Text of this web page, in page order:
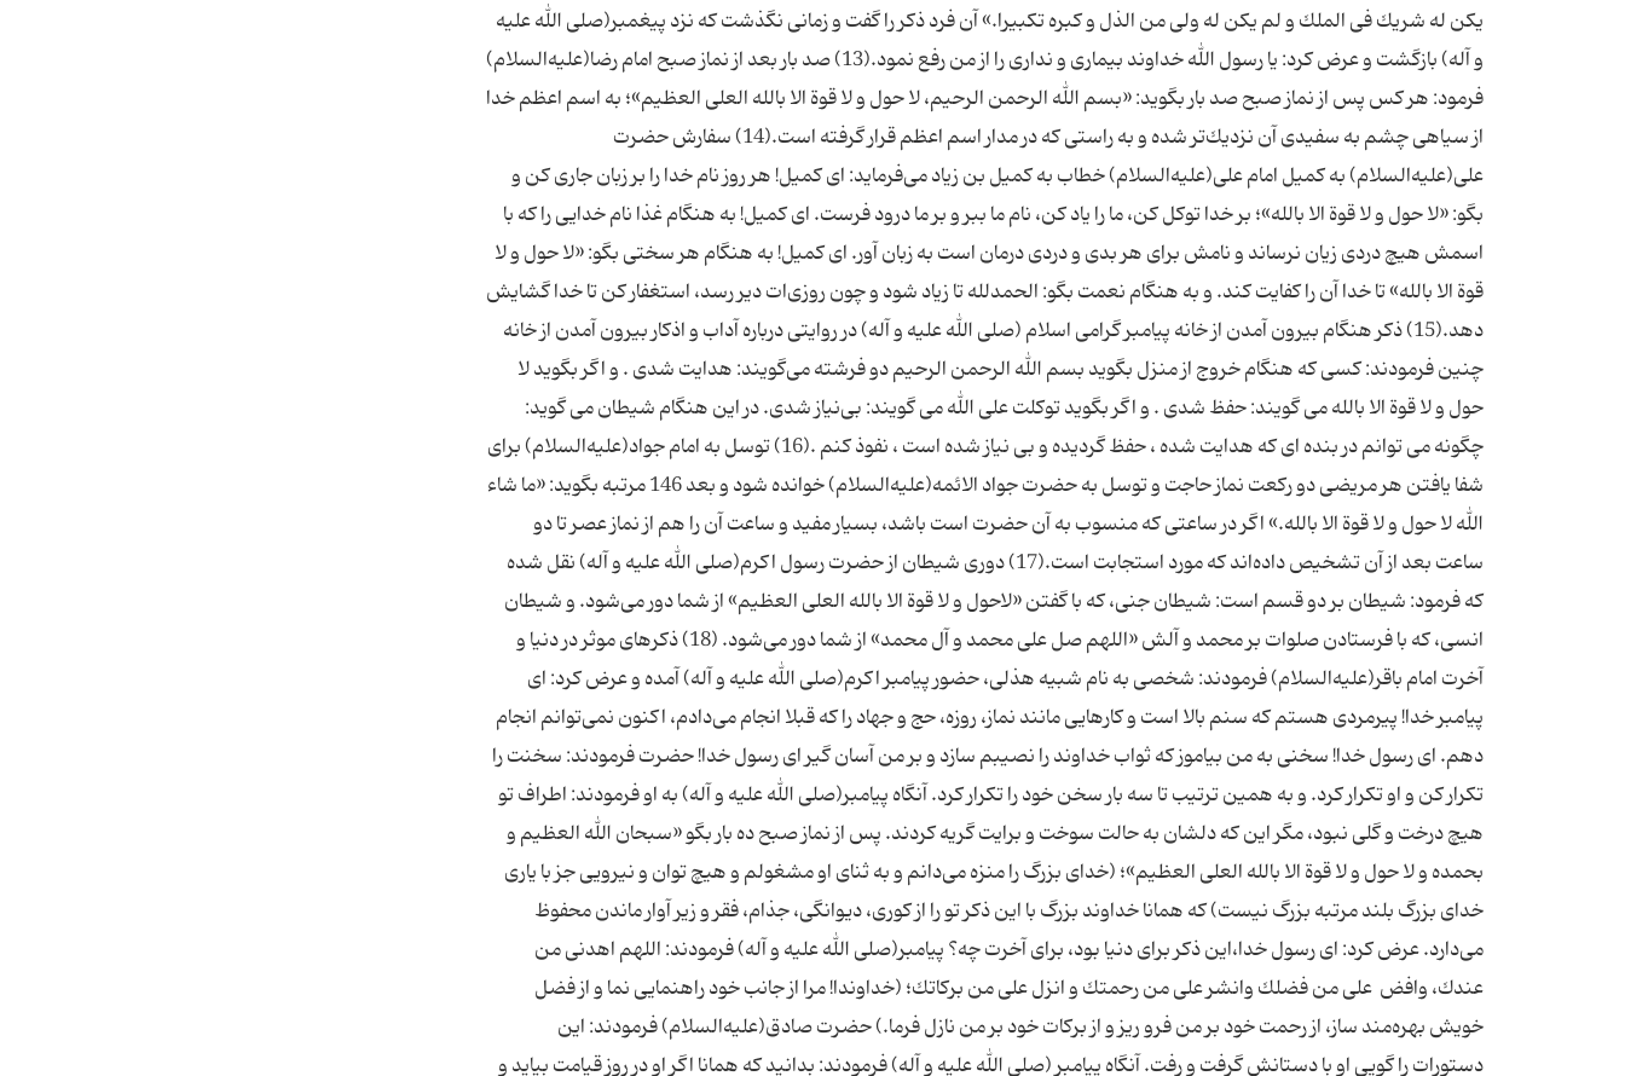
یكن له شریك فى الملك و لم یكن له ولى من الذل و كبره تكبیرا.» آن فرد ذكر را گفت و زمانی نگذشت كه نزد پیغمبر(صلی الله علیه
و آله) بازگشت و عرض كرد: یا رسول الله خداوند بیمارى و ندارى را از من رفع نمود.(13) صد بار بعد از نماز صبح امام رضا(علیه‌السلام)
فرمود: هر كس پس از نماز صبح صد بار بگوید: «بسم الله الرحمن الرحیم، لا حول و لا قوة الا بالله العلى العظیم»؛ به اسم اعظم خدا
از سیاهى چشم به سفیدى آن نزدیك‌تر شده و به راستى كه در مدار اسم اعظم قرار گرفته است.(14) سفارش حضرت
على(علیه‌السلام) به كمیل امام على(علیه‌السلام) خطاب به كمیل بن زیاد مى‌فرماید: اى كمیل! هر روز نام خدا را بر زبان جارى كن و
بگو: «لا حول و لا قوة الا بالله»؛ بر خدا توكل كن، ما را یاد كن، نام ما ببر و بر ما درود فرست. اى كمیل! به هنگام غذا نام خدایى را كه با
اسمش هیچ دردى زیان نرساند و نامش براى هر بدى و دردى درمان است به زبان آور. اى كمیل! به هنگام هر سختى بگو: «لا حول و لا
قوة الا بالله» تا خدا آن را كفایت كند. و به هنگام نعمت بگو: الحمدلله تا زیاد شود و چون روزى‌ات دیر رسد، استغفار كن تا خدا گشایش
دهد.(15) ذكر هنگام بیرون آمدن از خانه پیامبر گرامى اسلام (صلی الله علیه و آله) در روایتى درباره آداب و اذكار بیرون آمدن از خانه
چنین فرمودند: كسى كه هنگام خروج از منزل بگوید بسم الله الرحمن الرحیم دو فرشته مى‌گویند: هدایت شدى . و اگر بگوید لا
حول و لا قوة الا بالله مى گویند: حفظ شدى . و اگر بگوید توكلت على الله مى گویند: بى‌نیاز شدى. در این هنگام شیطان مى گوید:
چگونه مى توانم در بنده اى كه هدایت شده ، حفظ گردیده و بى نیاز شده است ، نفوذ كنم .(16) توسل به امام جواد(علیه‌السلام) براى
شفا یافتن هر مریضى دو ركعت نماز حاجت و توسل به حضرت جواد الائمه(علیه‌السلام) خوانده شود و بعد 146 مرتبه بگوید: «ما شاء
الله لا حول و لا قوة الا بالله.» اگر در ساعتى كه منسوب به آن حضرت است باشد، بسیار مفید و ساعت آن را هم از نماز عصر تا دو
ساعت بعد از آن تشخیص داده‌اند كه مورد استجابت است.(17) دورى شیطان از حضرت رسول اكرم(صلی الله علیه و آله) نقل شده
كه فرمود: شیطان بر دو قسم است: شیطان جنى، كه با گفتن «لاحول و لا قوة الا بالله العلى العظیم» از شما دور مى‌شود. و شیطان
انسى، كه با فرستادن صلوات بر محمد و آلش «اللهم صل على محمد و آل محمد» از شما دور مى‌شود. (18) ذكرهاى موثر در دنیا و
آخرت امام باقر(علیه‌السلام) فرمودند: شخصى به نام شبیه هذلى، حضور پیامبر اكرم(صلی الله علیه و آله) آمده و عرض كرد: اى
پیامبر خدا! پیرمردى هستم كه سنم بالا است و كارهایى مانند نماز، روزه، حج و جهاد را كه قبلا انجام می‌دادم، اكنون نمى‌توانم انجام
دهم. اى رسول خدا! سخنى به من بیاموز كه ثواب خداوند را نصیبم سازد و بر من آسان گیر اى رسول خدا! حضرت فرمودند: سخنت را
تكرار كن و او تكرار كرد. و به همین ترتیب تا سه بار سخن خود را تكرار كرد. آنگاه پیامبر(صلی الله علیه و آله) به او فرمودند: اطراف تو
هیچ درخت و گلى نبود، مگر این كه دلشان به حالت سوخت و برایت گریه كردند. پس از نماز صبح ده بار بگو «سبحان الله العظیم و
بحمده و لا حول و لا قوة الا بالله العلى العظیم»؛ (خداى بزرگ را منزه می‌دانم و به ثناى او مشغولم و هیچ توان و نیرویى جز با یارى
خداى بزرگ بلند مرتبه بزرگ نیست) كه همانا خداوند بزرگ با این ذكر تو را از كورى، دیوانگى، جذام، فقر و زیر آوار ماندن محفوظ
مى‌دارد. عرض كرد: اى رسول خدا،این ذكر براى دنیا بود، براى آخرت چه؟ پیامبر(صلی الله علیه و آله) فرمودند: اللهم اهدنى من
عندك، وافض ‍ على من فضلك وانشر على من رحمتك و انزل على من بركاتك؛ (خداوندا! مرا از جانب خود راهنمایى نما و از فضل
خویش بهره‌مند ساز، از رحمت خود بر من فرو ریز و از بركات خود بر من نازل فرما.) حضرت صادق(علیه‌السلام) فرمودند: این
دستورات را گویى او با دستانش گرفت و رفت. آنگاه پیامبر (صلی الله علیه و آله) فرمودند: بدانید كه همانا اگر او در روز قیامت بیاید و